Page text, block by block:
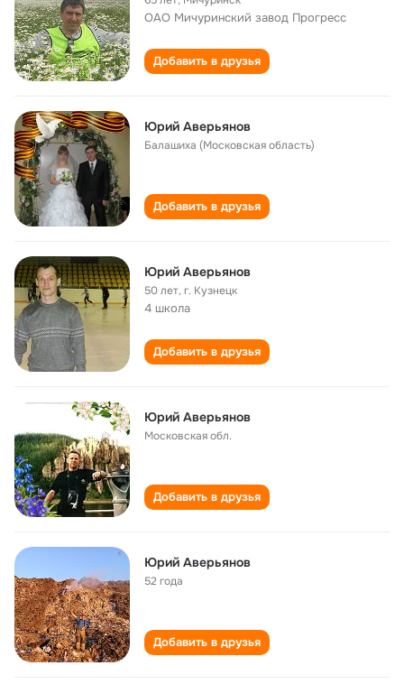
ОАО Мичуринский завод Прогресс
Добавить в друзья
Юрий Аверьянов
Балашиха (Московская область)
Добавить в друзья
Юрий Аверьянов
50 лет,г. Кузнецк
4 школа
Добавить в друзья
Юрий Аверьянов
Московская обл.
Добавить в друзья
Юрий Аверьянов
52 года
Добавить в друзья